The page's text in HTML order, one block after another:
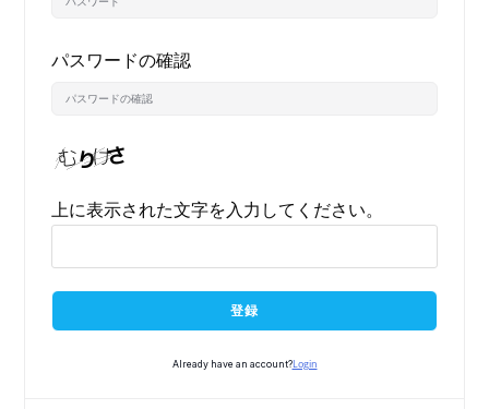
パスワードの確認
上に表示された文字を入力してください。
登録
Already have an account?Login